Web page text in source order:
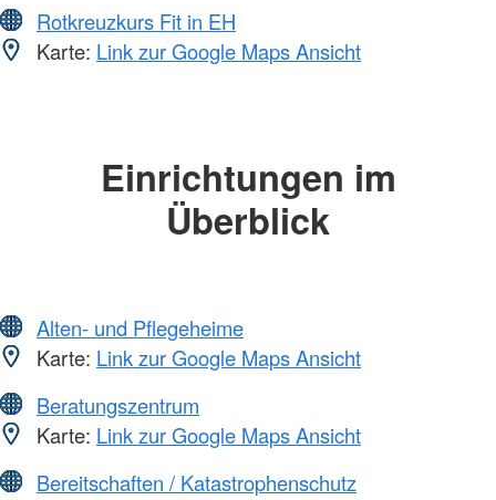
Rotkreuzkurs Fit in EH
Karte: Link zur Google Maps Ansicht
Einrichtungen im
Überblick
Alten- und Pflegeheime
Karte: Link zur Google Maps Ansicht
Beratungszentrum
Karte: Link zur Google Maps Ansicht
Bereitschaften / Katastrophenschutz